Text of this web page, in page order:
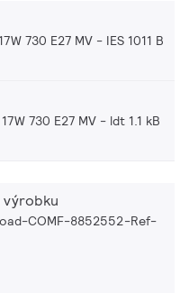
730 E27 MV IES 1011 B
730 E27 MV ldt 1.1 kB
výrobku
COMF-8852552-Ref-